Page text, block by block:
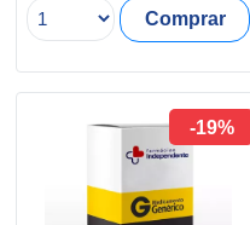
Comprar
-19%